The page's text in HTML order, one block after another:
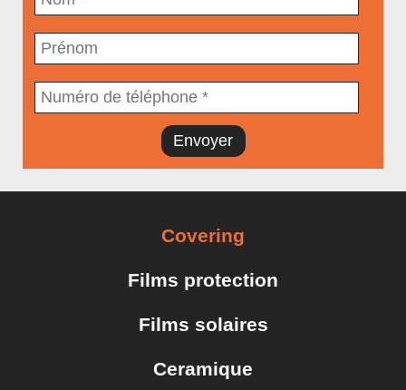
Tissus & Moquettes
Plastiques intérieur
Senteur / parfums intérieur
Vitres
Accessoires
Alcool / Dégraissant (IPA)
Envoyer
Covering
Films protection
Films solaires
Ceramique